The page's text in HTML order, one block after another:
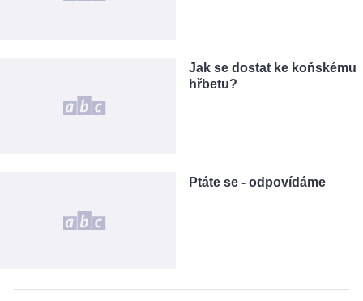
Jak se dostat ke koňskému
hřbetu?
Ptáte se - odpovídáme